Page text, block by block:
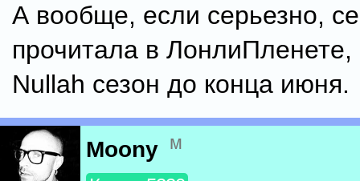
А вообще, если серьезно,
прочитала в ЛонлиПленете,
Nullah сезон до конца июня.
Moony м